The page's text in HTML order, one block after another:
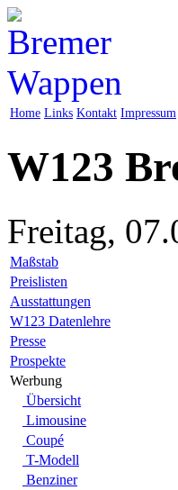
Home Links Kontakt Impressum
W123
Freitag,
Maßstab
Preislisten
Ausstattungen
W123 Datenlehre
Presse
Prospekte
Werbung
Übersicht
Limousine
Coupé
T-Modell
Benziner